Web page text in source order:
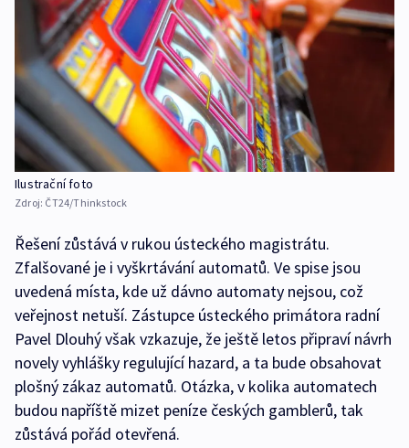
Ilustrační foto
Zdroj: ČT24/Thinkstock
Řešení zůstává v rukou ústeckého magistrátu.
Zfalšované je i vyškrtávání automatů. Ve spise jsou
uvedená místa, kde už dávno automaty nejsou, což
veřejnost netuší. Zástupce ústeckého primátora radní
Pavel Dlouhý však vzkazuje, že ještě letos připraví návrh
novely vyhlášky regulující hazard, a ta bude obsahovat
plošný zákaz automatů. Otázka, v kolika automatech
budou napříště mizet peníze českých gamblerů, tak
zůstává pořád otevřená.